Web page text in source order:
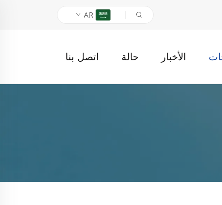
AR
الأخبار حالة اتصل بنا